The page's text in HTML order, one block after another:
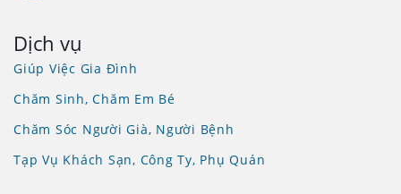
Dịch vụ
Giúp Việc Gia Đình
Chăm Sinh, Chăm Em Bé
Chăm Sóc Người Già, Người Bệnh
Tạp Vụ Khách Sạn, Công Ty, Phụ Quán